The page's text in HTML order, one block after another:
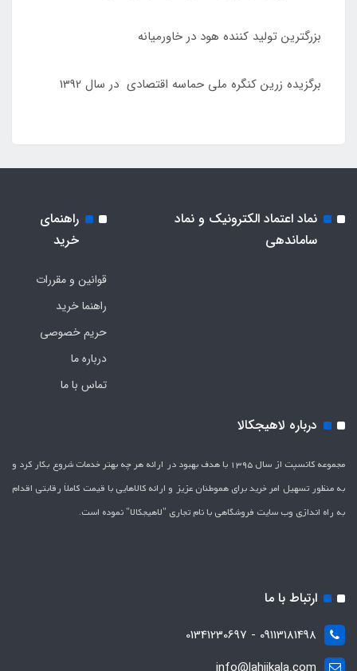
بزرگترین تولید کننده هود در خاورمیانه
برگزیده زرین کنگره ملی حماسه اقتصادی در سال 1392
نماد اعتماد الکترونیک و نماد
ساماندهی
راهنمای
خرید
قوانین و مقررات
راهنما خرید
حریم خصوصی
درباره ما
تماس با ما
درباره لاهیجکالا
مجموعه کانسپت از سال 1395 با هدف بهبود در ارائه هر چه بهتر خدمات شروع بکار کرد و
به منظور تسهیل امر خرید برای هموطنان عزیز و ارائه کالاهایی با قیمت کاملاَ رقابتی اقدام
به راه اندازی وب سایت فروشگاهی با نام تجاری "لاهیج­کالا" نموده است.
ارتباط با ما
09113181498 - 01341230697